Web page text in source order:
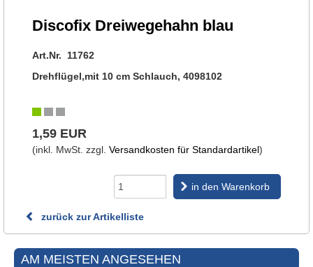
Discofix Dreiwegehahn blau
Art.Nr. 11762
Drehflügel,mit 10 cm Schlauch, 4098102
1,59 EUR
(inkl. MwSt. zzgl. Versandkosten für Standardartikel)
in den Warenkorb
zurück zur Artikelliste
AM MEISTEN ANGESEHEN